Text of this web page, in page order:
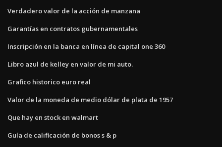
Verdadero valor de la acción de manzana
Garantías en contratos gubernamentales
Inscripción en la banca en línea de capital one 360
Libro azul de kelley en valor de mi auto.
Grafico historico euro real
Valor de la moneda de medio dólar de plata de 1957
Que hay en stock en walmart
Guía de calificación de bonos s & p